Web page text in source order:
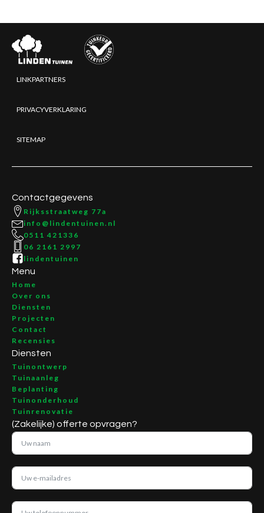
LINKPARTNERS
PRIVACYVERKLARING
SITEMAP
Contactgegevens
Rijksstraatweg 77a
info@lindentuinen.nl
0511 421336
06 2161 2997
lindentuinen
Menu
Home
Over ons
Diensten
Projecten
Contact
Recensies
Diensten
Tuinontwerp
Tuinaanleg
Beplanting
Tuinonderhoud
Tuinrenovatie
(Zakelijke) offerte opvragen?